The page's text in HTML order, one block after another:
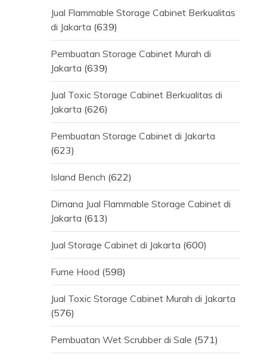
Jual Flammable Storage Cabinet Berkualitas
di Jakarta (639)
Pembuatan Storage Cabinet Murah di
Jakarta (639)
Jual Toxic Storage Cabinet Berkualitas di
Jakarta (626)
Pembuatan Storage Cabinet di Jakarta
(623)
Island Bench (622)
Dimana Jual Flammable Storage Cabinet di
Jakarta (613)
Jual Storage Cabinet di Jakarta (600)
Fume Hood (598)
Jual Toxic Storage Cabinet Murah di Jakarta
(576)
Pembuatan Wet Scrubber di Sale (571)